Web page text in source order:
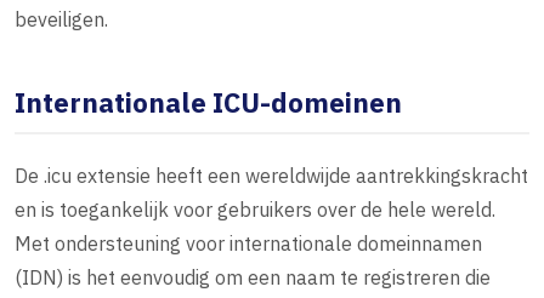
beveiligen.
Internationale ICU-domeinen
De .icu extensie heeft een wereldwijde aantrekkingskracht
en is toegankelijk voor gebruikers over de hele wereld.
Met ondersteuning voor internationale domeinnamen
(IDN) is het eenvoudig om een naam te registreren die